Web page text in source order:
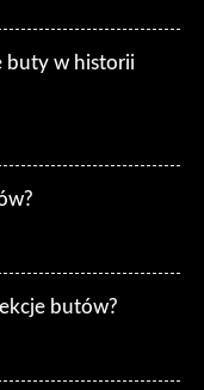
buty w historii
butów?